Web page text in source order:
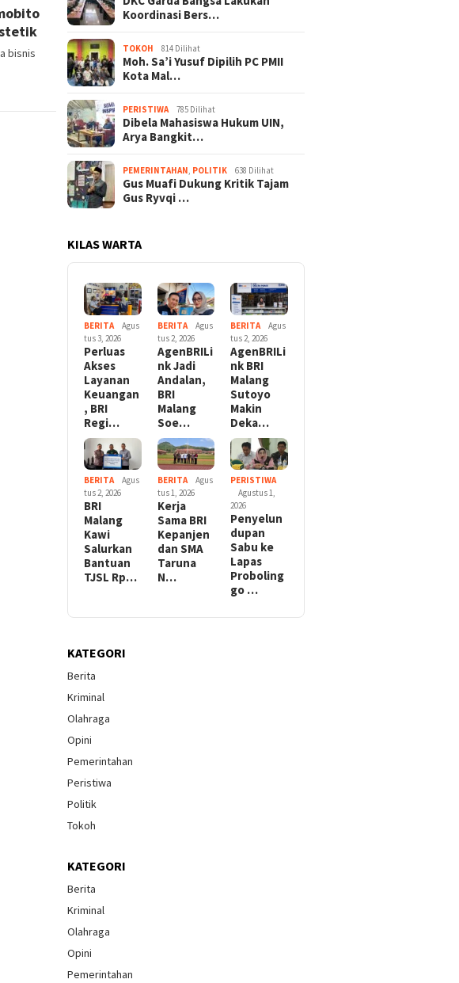
bisnis
Koordinasi Bers…
TOKOH 814 Dilihat
Moh. Sa’i Yusuf Dipilih PC PMII
Kota Mal…
PERISTIWA 785 Dilihat
Dibela Mahasiswa Hukum UIN,
Arya Bangkit…
PEMERINTAHAN, POLITIK 638 Dilihat
Gus Muafi Dukung Kritik Tajam
Gus Ryvqi …
KILAS WARTA
BERITA
Agus
tus 3, 2026
Perluas
Akses
Layanan
Keuangan
, BRI
Regi…
BERITA
Agus
tus 2, 2026
AgenBRILi
nk Jadi
Andalan,
BRI
Malang
Soe…
BERITA
Agus
tus 2, 2026
AgenBRILi
nk BRI
Malang
Sutoyo
Makin
Deka…
BERITA
Agus
tus 2, 2026
BRI
Malang
Kawi
Salurkan
Bantuan
TJSL Rp…
BERITA
Agus
tus 1, 2026
Kerja
Sama BRI
Kepanjen
dan SMA
Taruna
N…
PERISTIWA
Agustus 1,
2026
Penyelun
dupan
Sabu ke
Lapas
Proboling
go …
KATEGORI
Berita
Kriminal
Olahraga
Opini
Pemerintahan
Peristiwa
Politik
Tokoh
KATEGORI
Berita
Kriminal
Olahraga
Opini
Pemerintahan